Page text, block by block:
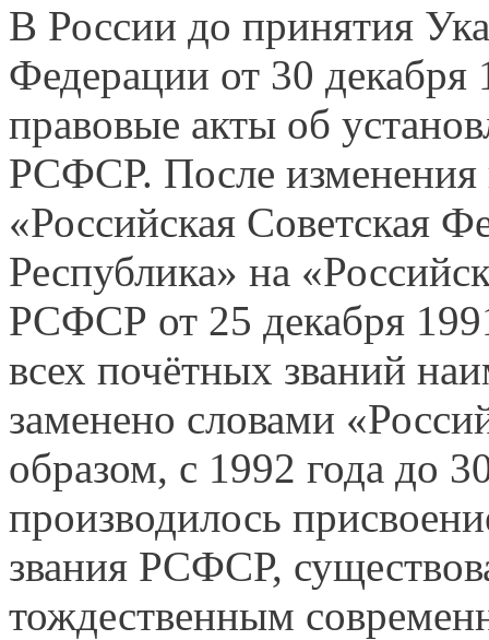
В России до принятия
Федерации от 30
правовые акты об
РСФСР. После изменения
«Российская Советская
Республика» на
РСФСР от 25 декабря
всех почётных званий
заменено словами
образом, с 1992 года до
производилось
звания РСФСР,
тождественным